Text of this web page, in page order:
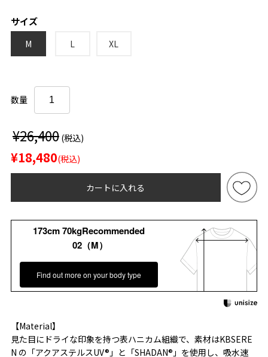
サイズ
M L XL
数量
¥26,400 (税込)
¥18,480(税込)
カートに入れる
173cm 70kgRecommended
02（M）
Find out more on your body type
【Material】
見た目にドライな印象を持つ表ハニカム組織で、素材はKBSERE
N の「アクアステルスUV®」と「SHADAN®」を使用し、吸水速